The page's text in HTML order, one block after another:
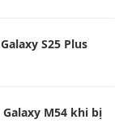
S25 Plus
M54 khi bị